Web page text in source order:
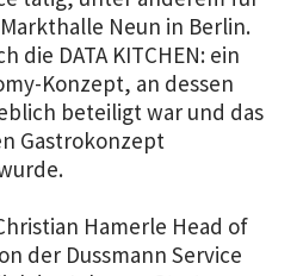
Neun in Berlin.
die DATA KITCHEN: ein
Konzept, an dessen
beteiligt war und das
Gastrokonzept
Hamerle Head of
der Dussmann Service